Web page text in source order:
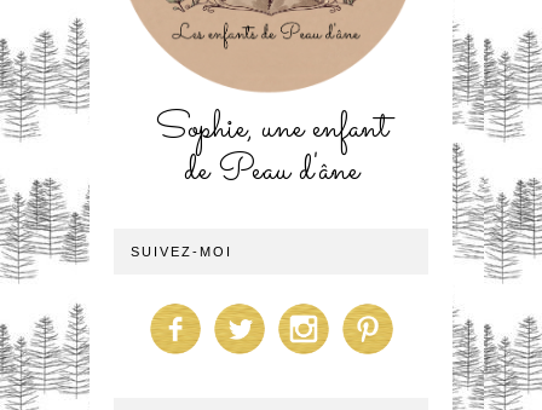
Sophie, une enfant
de Peau d'âne
SUIVEZ-MOI